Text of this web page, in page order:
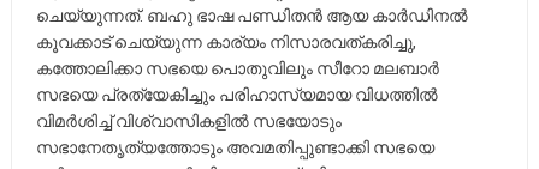
ചെയ്യുന്നത്. ബഹു ഭാഷ പണ്ഡിതൻ ആയ കാർഡിനൽ
കൂവക്കാട് ചെയ്യുന്ന കാര്യം നിസാരവത്കരിച്ചു,
കത്തോലിക്കാ സഭയെ പൊതുവിലും സീറോ മലബാർ
സഭയെ പ്രത്യേകിച്ചും പരിഹാസ്യമായ വിധത്തിൽ
വിമർശിച്ച് വിശ്വാസികളിൽ സഭയോടും
സഭാനേതൃത്യത്തോടും അവമതിപ്പുണ്ടാക്കി സഭയെ